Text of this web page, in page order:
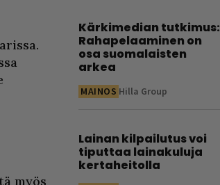
myös
Kärkimedian tutkimus:
Rahapelaaminen on
osa suomalaisten
arkea
MAINOS Hilla Group
Lainan kilpailutus voi
tiputtaa lainakuluja
kertaheitolla